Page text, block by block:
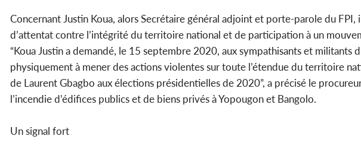
Concernant Justin Koua, alors Secrétaire général adjoint et porte-parole du
d’attentat contre l’intégrité du territoire national et de participation à un
“Koua Justin a demandé, le 15 septembre 2020, aux sympathisants et
physiquement à mener des actions violentes sur toute l’étendue du territoire
de Laurent Gbagbo aux élections présidentielles de 2020”, a précisé le
l’incendie d’édifices publics et de biens privés à Yopougon et Bangolo.
Un signal fort